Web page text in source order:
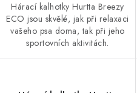
Hárací kalhotky Hurtta Breezy
ECO jsou skvělé, jak při relaxaci
vašeho psa doma, tak při jeho
sportovních aktivitách.